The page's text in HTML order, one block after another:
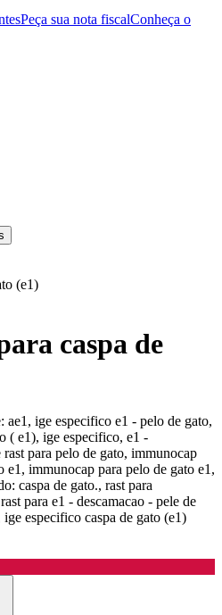
Peça sua nota fiscalConheça o
(e1)
caspa de
ae1, ige especifico e1 - pelo de gato,
( e1), ige especifico, e1 -
para pelo de gato, immunocap
e1, immunocap para pelo de gato e1,
caspa de gato., rast para
para e1 - descamacao - pele de
especifico caspa de gato (e1)